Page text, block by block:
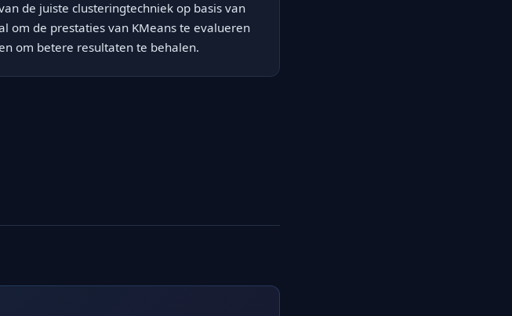
de juiste clusteringtechniek op basis van
om de prestaties van KMeans te evalueren
om betere resultaten te behalen.